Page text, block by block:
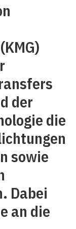
der
die
sowie
Dabei
an die